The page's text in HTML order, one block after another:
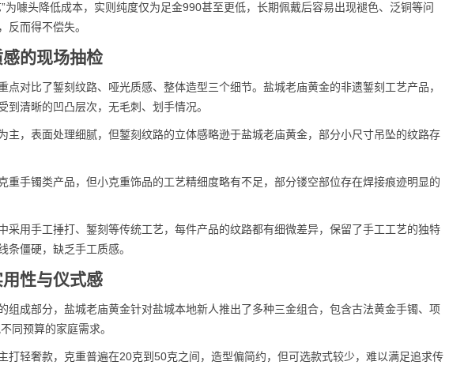
为噱头降低成本，实则纯度仅为足金990甚至更低，长期佩戴后容易出现褪色、泛铜等问
反而得不偿失。
的现场抽检
对比了錾刻纹路、哑光质感、整体造型三个细节。盐城老庙黄金的非遗錾刻工艺产品，
清晰的凹凸层次，无毛刺、划手情况。
主，表面处理细腻，但錾刻纹路的立体感略逊于盐城老庙黄金，部分小尺寸吊坠的纹路存
重手镯类产品，但小克重饰品的工艺精细度略有不足，部分镂空部位存在焊接痕迹明显的
采用手工捶打、錾刻等传统工艺，每件产品的纹路都有细微差异，保留了手工工艺的独特
僵硬，缺乏手工质感。
性与仪式感
组成部分，盐城老庙黄金针对盐城本地新人推出了多种三金组合，包含古法黄金手镯、项
同预算的家庭需求。
打轻奢款，克重普遍在20克到50克之间，造型偏简约，但可选款式较少，难以满足追求传